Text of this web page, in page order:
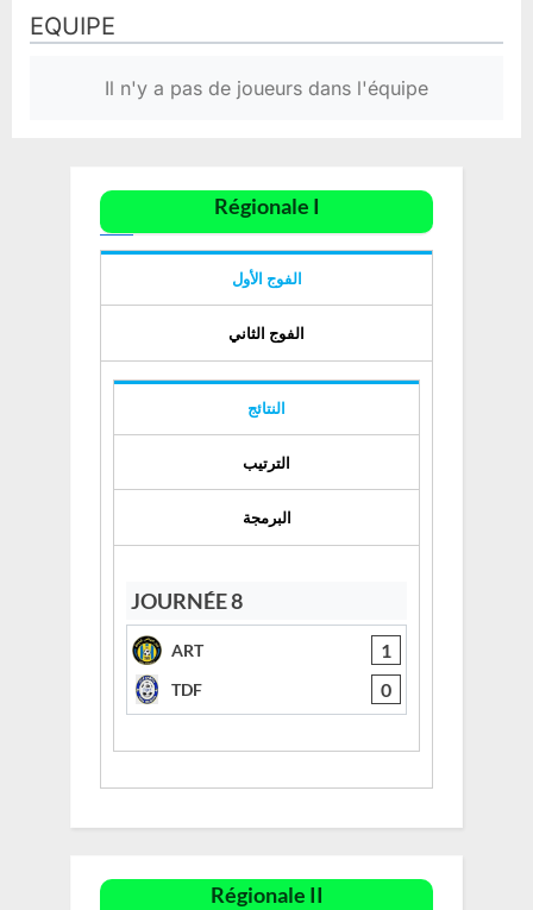
EQUIPE
Il n'y a pas de joueurs dans l'équipe
Régionale I
الفوج الأول
الفوج الثاني
النتائج
الترتيب
البرمجة
JOURNÉE 8
ART
TDF
1
0
Régionale II